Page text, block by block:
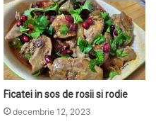
Ficatei in sos de rosii si rodie
decembrie 12, 2023